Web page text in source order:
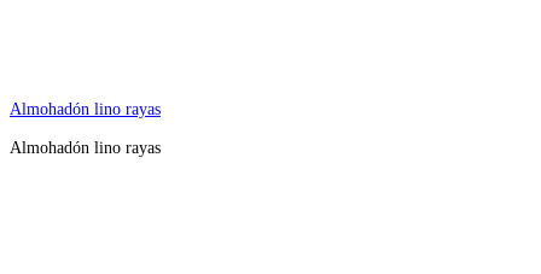
Almohadón lino rayas
Almohadón lino rayas